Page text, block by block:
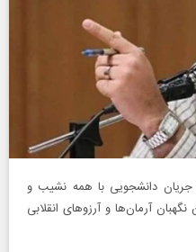
دانشجویی با همه نشیب و
آرمان‌ها و آرزو‌های انقلابی